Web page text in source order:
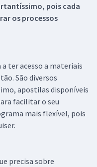
pois cada
os processos
ter acesso a materiais
São diversos
apostilas disponíveis
facilitar o seu
mais flexível, pois
precisa sobre